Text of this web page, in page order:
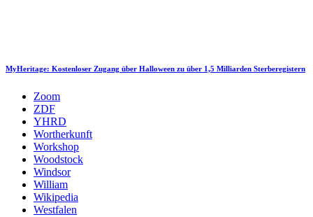
MyHeritage: Kostenloser Zugang über Halloween zu über 1,5 Milliarden Sterberegistern
Zoom
ZDF
YHRD
Wortherkunft
Workshop
Woodstock
Windsor
William
Wikipedia
Westfalen